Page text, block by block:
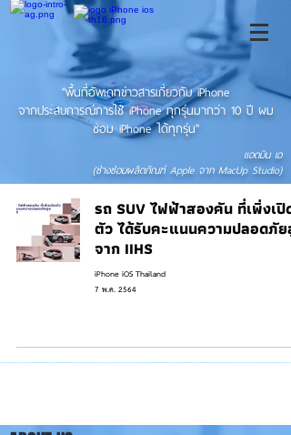
"พื้นที่อัพเดทข่าวสารเกี่ยวกับ iPhone
จากประสบการณ์การใช้ iPhone ทุกรุ่นมากว่า 10 ปี ผม
ซ่อม iPhone ได้ทุกรุ่น"
แอดมิน เอ
(ช่างซ่อมผลิตภัณฑ์ Apple จาก MacUp Studio)
รถ SUV ไฟฟ้าสองคัน ที่เพิ่งเปิด
ตัว ได้รับคะแนนความปลอดภัยสู
จาก IIHS
iPhone iOS Thailand
7 พ.ค. 2564